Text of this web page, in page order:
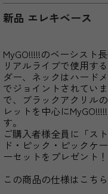
新品 エレキベース
MyGO!!!!!のベーシスト
リアルライブで使用す
ダー、ネックはハード
でジョイントされてい
で、ブラックアクリル
レットを中心に
す。
ご購入者様全員に「ス
ド・ピック・ピックケ
ーセットをプレゼント！
この商品の仕様はこちら